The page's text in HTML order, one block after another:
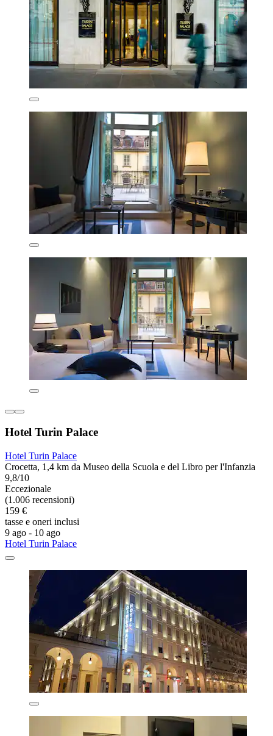
Hotel Turin Palace
Hotel Turin Palace
Crocetta, 1,4 km da Museo della Scuola e del Libro per l'Infanzia
9,8/10
Eccezionale
(1.006 recensioni)
159 €
tasse e oneri inclusi
9 ago - 10 ago
Hotel Turin Palace